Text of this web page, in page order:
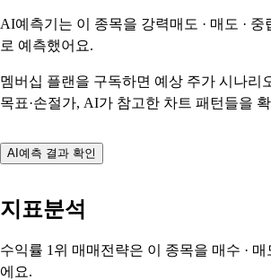
AI예측기는 이 종목을 강력매도 · 매도 · 중
로 예측했어요.
멤버십 플랜을 구독하면 예상 주가 시나리
목표·손절가, AI가 참고한 차트 패턴들을
AI예측 결과 확인
지표분석
수익률 1위 매매전략은 이 종목을 매수 · 매
에요.